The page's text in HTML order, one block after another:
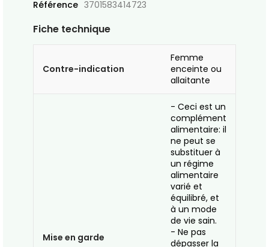
Référence 3701583414723
Fiche technique
Contre-indication
Femme
enceinte ou
allaitante
Mise en garde
- Ceci est un
complément
alimentaire: il
ne peut se
substituer à
un régime
alimentaire
varié et
équilibré, et
à un mode
de vie sain.
- Ne pas
dépasser la